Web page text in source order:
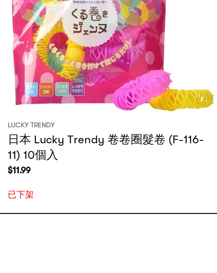
LUCKY TRENDY
日本 Lucky Trendy 卷卷圈髮卷 (F-116-
11) 10個入
$11.99
已下架